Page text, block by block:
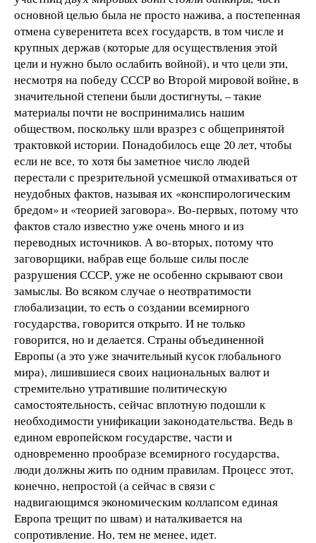
основной целью была не просто нажива, а постепенная
отмена суверенитета всех государств, в том числе и
крупных держав (которые для осуществления этой
цели и нужно было ослабить войной), и что цели эти,
несмотря на победу СССР во Второй мировой войне, в
значительной степени были достигнуты, – такие
материалы почти не воспринимались нашим
обществом, поскольку шли вразрез с общепринятой
трактовкой истории. Понадобилось еще 20 лет, чтобы
если не все, то хотя бы заметное число людей
перестали с презрительной усмешкой отмахиваться от
неудобных фактов, называя их «конспирологическим
бредом» и «теорией заговора». Во-первых, потому что
фактов стало известно уже очень много и из
переводных источников. А во-вторых, потому что
заговорщики, набрав еще больше силы после
разрушения СССР, уже не особенно скрывают свои
замыслы. Во всяком случае о неотвратимости
глобализации, то есть о создании всемирного
государства, говорится открыто. И не только
говорится, но и делается. Страны объединенной
Европы (а это уже значительный кусок глобального
мира), лишившиеся своих национальных валют и
стремительно утратившие политическую
самостоятельность, сейчас вплотную подошли к
необходимости унификации законодательства. Ведь в
едином европейском государстве, части и
одновременно прообразе всемирного государства,
люди должны жить по одним правилам. Процесс этот,
конечно, непростой (а сейчас в связи с
надвигающимся экономическим коллапсом единая
Европа трещит по швам) и наталкивается на
сопротивление. Но, тем не менее, идет.